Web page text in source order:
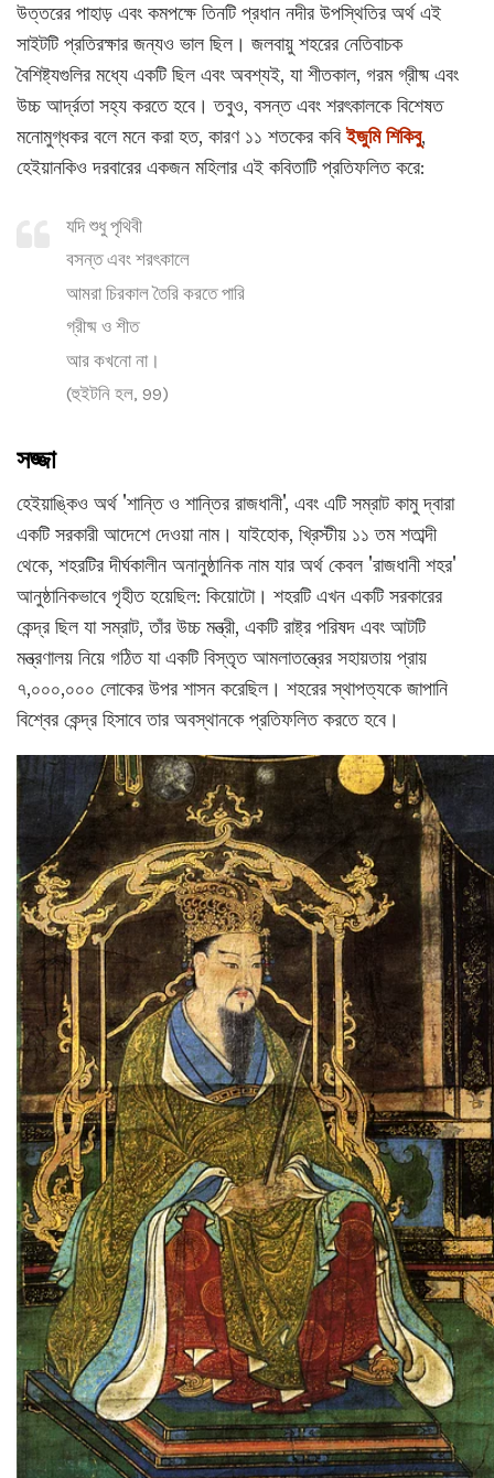
উত্তরের পাহাড় এবং কমপক্ষে তিনটি প্রধান নদীর উপস্থিতির অর্থ এই
সাইটটি প্রতিরক্ষার জন্যও ভাল ছিল। জলবায়ু শহরের নেতিবাচক
বৈশিষ্ট্যগুলির মধ্যে একটি ছিল এবং অবশ্যই, যা শীতকাল, গরম গ্রীষ্ম এবং
উচ্চ আর্দ্রতা সহ্য করতে হবে। তবুও, বসন্ত এবং শরৎকালকে বিশেষত
মনোমুগ্ধকর বলে মনে করা হত, কারণ ১১ শতকের কবিইজুমি শিকিবু,
হেইয়ানকিও দরবারের একজন মহিলার এই কবিতাটি প্রতিফলিত করে:
যদি শুধু পৃথিবী
বসন্ত এবং শরৎকালে
আমরা চিরকাল তৈরি করতে পারি
গ্রীষ্ম ও শীত
আর কখনো না।
(হুইটনি হল, 99)
সজ্জা
হেইয়াঙ্কিও অর্থ 'শান্তি ও শান্তির রাজধানী', এবং এটি সম্রাট কামু দ্বারা
একটি সরকারী আদেশে দেওয়া নাম। যাইহোক, খ্রিস্টীয় ১১ তম শতাব্দী
থেকে, শহরটির দীর্ঘকালীন অনানুষ্ঠানিক নাম যার অর্থ কেবল 'রাজধানী শহর'
আনুষ্ঠানিকভাবে গৃহীত হয়েছিল: কিয়োটো। শহরটি এখন একটি সরকারের
কেন্দ্র ছিল যা সম্রাট, তাঁর উচ্চ মন্ত্রী, একটি রাষ্ট্র পরিষদ এবং আটটি
মন্ত্রণালয় নিয়ে গঠিত যা একটি বিস্তৃত আমলাতন্ত্রের সহায়তায় প্রায়
৭,০০০,০০০ লোকের উপর শাসন করেছিল। শহরের স্থাপত্যকে জাপানি
বিশ্বের কেন্দ্র হিসাবে তার অবস্থানকে প্রতিফলিত করতে হবে।